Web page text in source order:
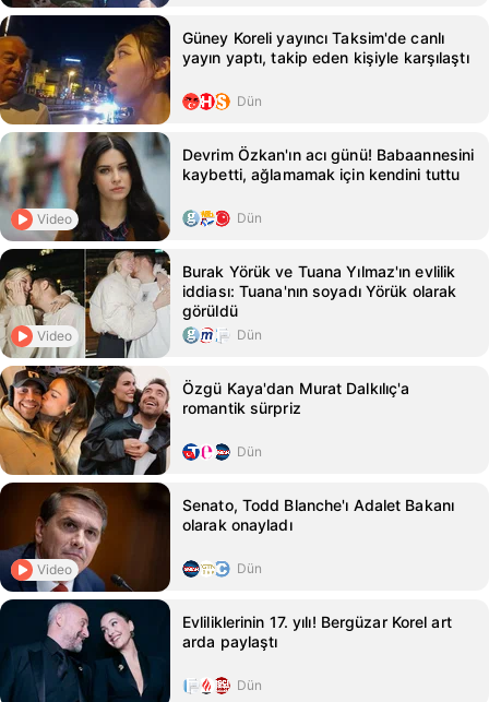
Güney Koreli yayıncı Taksim'de canlı
yayın yaptı, takip eden kişiyle karşılaştı
Dün
Video
Devrim Özkan'ın acı günü! Babaannesini
kaybetti, ağlamamak için kendini tuttu
Dün
Video
Burak Yörük ve Tuana Yılmaz'ın evlilik
iddiası: Tuana'nın soyadı Yörük olarak
görüldü
Dün
Özgü Kaya'dan Murat Dalkılıç'a
romantik sürpriz
Dün
Video
Senato, Todd Blanche'ı Adalet Bakanı
olarak onayladı
Dün
Evliliklerinin 17. yılı! Bergüzar Korel art
arda paylaştı
Dün